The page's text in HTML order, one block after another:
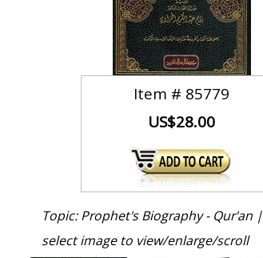
Item # 85779
US$28.00
Topic: Prophet's Biography - Qur'an |
select image to view/enlarge/scroll